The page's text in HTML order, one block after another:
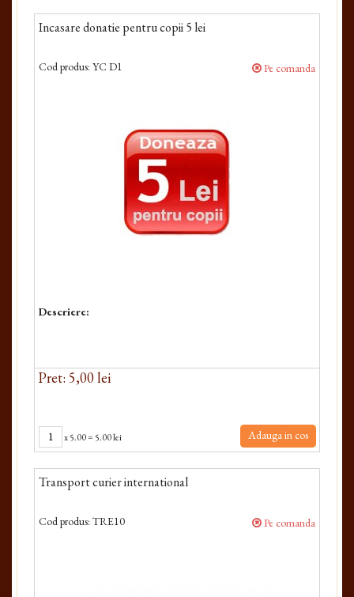
Incasare donatie pentru copii 5 lei
Cod produs: YC D1 Pe comanda
Descriere:
Pret: 5,00 lei
x5.00= 5.00 lei Adauga in cos
Transport curier international
Cod produs: TRE10 Pe comanda